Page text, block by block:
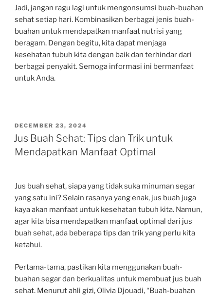
Jadi, jangan ragu lagi untuk mengonsumsi buah-buahan
sehat setiap hari. Kombinasikan berbagai jenis buah-
buahan untuk mendapatkan manfaat nutrisi yang
beragam. Dengan begitu, kita dapat menjaga
kesehatan tubuh kita dengan baik dan terhindar dari
berbagai penyakit. Semoga informasi ini bermanfaat
untuk Anda.
POSTED
ON
DECEMBER 23, 2024
Jus Buah Sehat: Tips dan Trik untuk
Mendapatkan Manfaat Optimal
Jus buah sehat, siapa yang tidak suka minuman segar
yang satu ini? Selain rasanya yang enak, jus buah juga
kaya akan manfaat untuk kesehatan tubuh kita. Namun,
agar kita bisa mendapatkan manfaat optimal dari jus
buah sehat, ada beberapa tips dan trik yang perlu kita
ketahui.
Pertama-tama, pastikan kita menggunakan buah-
buahan segar dan berkualitas untuk membuat jus buah
sehat. Menurut ahli gizi, Olivia Djouadi, “Buah-buahan